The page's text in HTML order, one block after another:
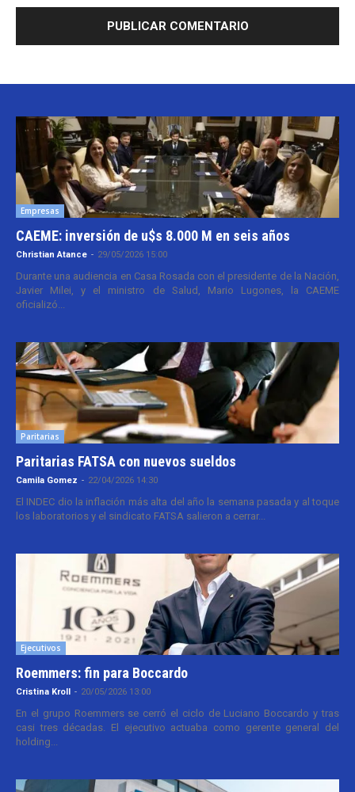
Empresas
CAEME: inversión de u$s 8.000 M en seis años
Christian Atance - 29/05/2026 15:00
Durante una audiencia en Casa Rosada con el presidente de la Nación,
Javier Milei, y el ministro de Salud, Mario Lugones, la CAEME
oficializó...
Paritarias
Paritarias FATSA con nuevos sueldos
Camila Gomez - 22/04/2026 14:30
El INDEC dio la inflación más alta del año la semana pasada y al toque
los laboratorios y el sindicato FATSA salieron a cerrar...
Ejecutivos
Roemmers: fin para Boccardo
Cristina Kroll - 20/05/2026 13:00
En el grupo Roemmers se cerró el ciclo de Luciano Boccardo y tras
casi tres décadas. El ejecutivo actuaba como gerente general del
holding...